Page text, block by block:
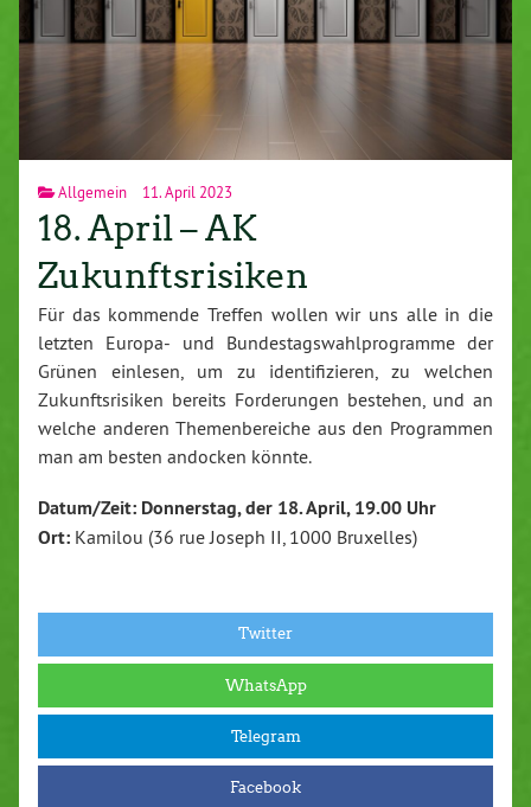
Allgemein 11. April 2023
18. April – AK
Zukunftsrisiken
Für das kommende Treffen wollen wir uns alle in die
letzten Europa- und Bundestagswahlprogramme der
Grünen einlesen, um zu identifizieren, zu welchen
Zukunftsrisiken bereits Forderungen bestehen, und an
welche anderen Themenbereiche aus den Programmen
man am besten andocken könnte.
Datum/Zeit: Donnerstag, der 18. April, 19.00 Uhr
Ort: Kamilou (36 rue Joseph II, 1000 Bruxelles)
Twitter
WhatsApp
Telegram
Facebook